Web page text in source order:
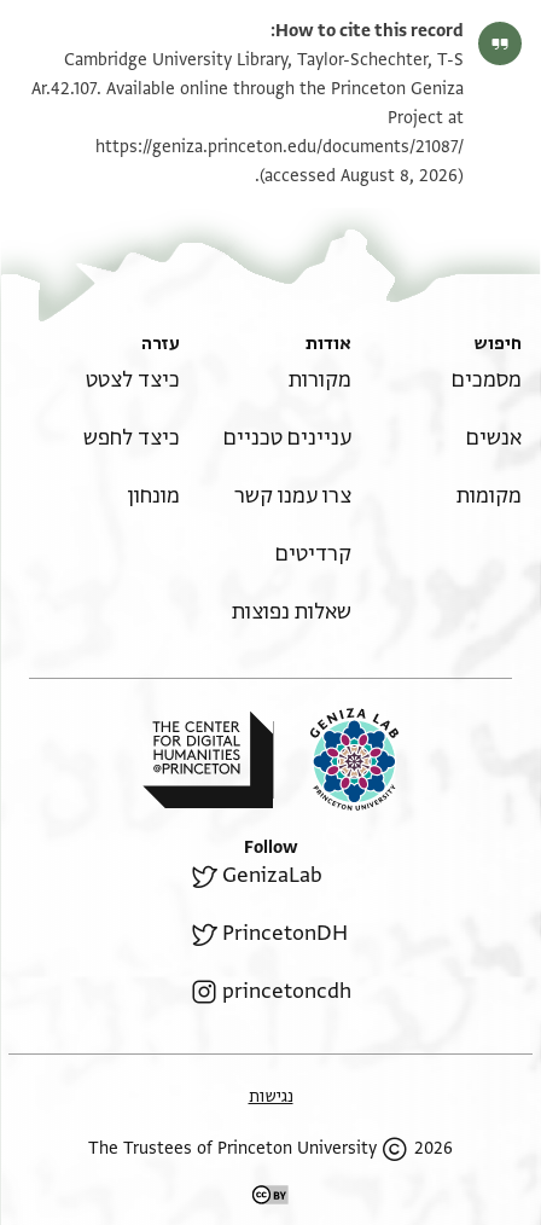
T-S Ar.42.107 1v הגדל וסובב
תנאי היתר שימוש בתצלום
How to cite this record:
Cambridge University Library, Taylor-Schechter, T-S
Ar.42.107. Available online through the Princeton Geniza
Project at
https://geniza.princeton.edu/documents/21087/
(accessed August 8, 2026).
חיפוש
מסמכים
אנשים
מקומות
אודות
מקורות
עניינים טכניים
צרו עמנו קשר
קרדיטים
שאלות נפוצות
עזרה
כיצד לצטט
כיצד לחפש
מונחון
Follow
GenizaLab
PrincetonDH
princetoncdh
נגישות
2026 The Trustees of Princeton University